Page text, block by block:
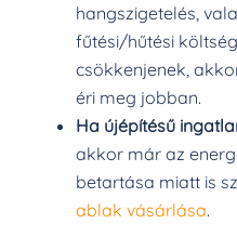
hangszigetelés,
fűtési/hűtési
csökkenjenek,
éri meg jobban.
Ha újépítésű
akkor már az
betartása miatt is
ablak vásárlása.